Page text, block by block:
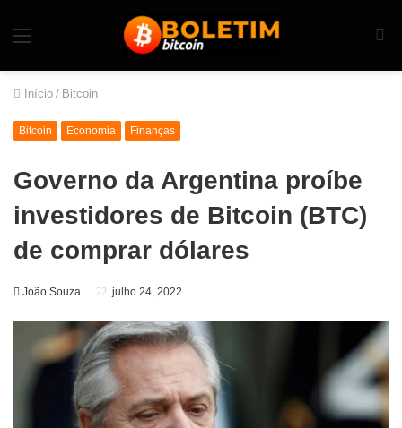
Início / Bitcoin
Bitcoin Economia Finanças
Governo da Argentina proíbe
investidores de Bitcoin (BTC)
de comprar dólares
João Souza julho 24, 2022